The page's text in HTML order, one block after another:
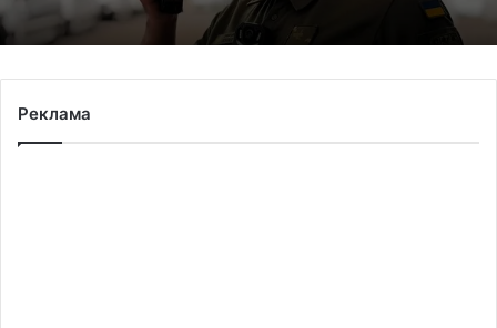
Реклама